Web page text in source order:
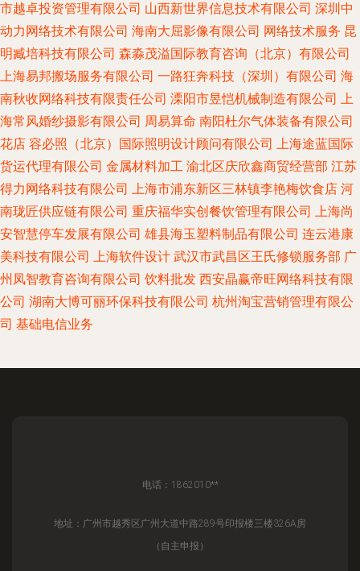
市越卓投资管理有限公司 山西新世界信息技术有限公司 深圳中
动力网络技术有限公司 海南大屈影像有限公司 网络技术服务 昆
明臧培科技有限公司 森淼茂溢国际教育咨询（北京）有限公司
上海易邦搬场服务有限公司 一路狂奔科技（深圳）有限公司 海
南秋收网络科技有限责任公司 溧阳市昱恺机械制造有限公司 上
海常风婚纱摄影有限公司 周易算命 南阳杜尔气体装备有限公司
花店 容必照（北京）国际照明设计顾问有限公司 上海途蓝国际
货运代理有限公司 金属材料加工 渝北区庆欣鑫商贸经营部 江苏
得力网络科技有限公司 上海市浦东新区三林镇李艳梅饮食店 河
南珑匠供应链有限公司 重庆福华实创餐饮管理有限公司 上海尚
安智慧停车发展有限公司 雄县海玉塑料制品有限公司 连云港康
美科技有限公司 上海软件设计 武汉市武昌区王氏修锁服务部 广
州凤智教育咨询有限公司 饮料批发 西安晶赢帝旺网络科技有限
公司 湖南大博可丽环保科技有限公司 杭州淘宝营销管理有限公
司 基础电信业务
电话：1862010**
地址：广州市越秀区广州大道中路289号印报楼三楼326A房
（自主申报）